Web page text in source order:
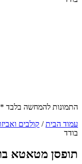
התמונות להמחשה בלבד
עמוד הבית/ קולבים
בודד
תופסן מטאטא